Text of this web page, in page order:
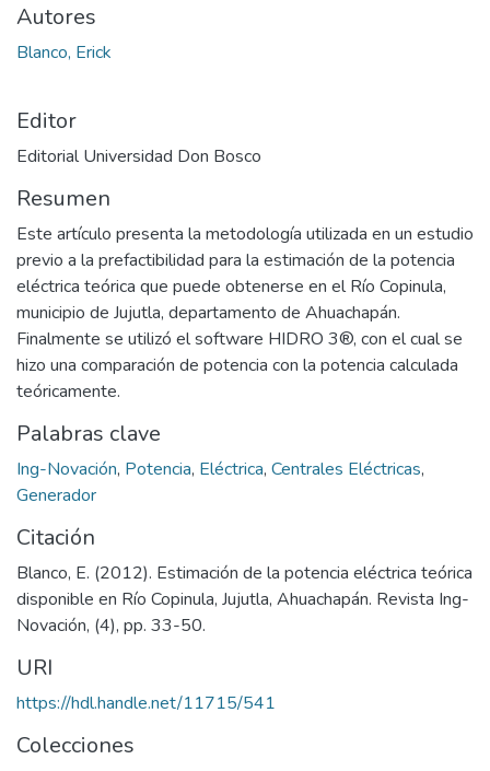
Autores
Blanco, Erick
Editor
Editorial Universidad Don Bosco
Resumen
Este artículo presenta la metodología utilizada en un estudio
previo a la prefactibilidad para la estimación de la potencia
eléctrica teórica que puede obtenerse en el Río Copinula,
municipio de Jujutla, departamento de Ahuachapán.
Finalmente se utilizó el software HIDRO 3®, con el cual se
hizo una comparación de potencia con la potencia calculada
teóricamente.
Palabras clave
Ing-Novación, Potencia, Eléctrica, Centrales Eléctricas,
Generador
Citación
Blanco, E. (2012). Estimación de la potencia eléctrica teórica
disponible en Río Copinula, Jujutla, Ahuachapán. Revista Ing-
Novación, (4), pp. 33-50.
URI
https://hdl.handle.net/11715/541
Colecciones